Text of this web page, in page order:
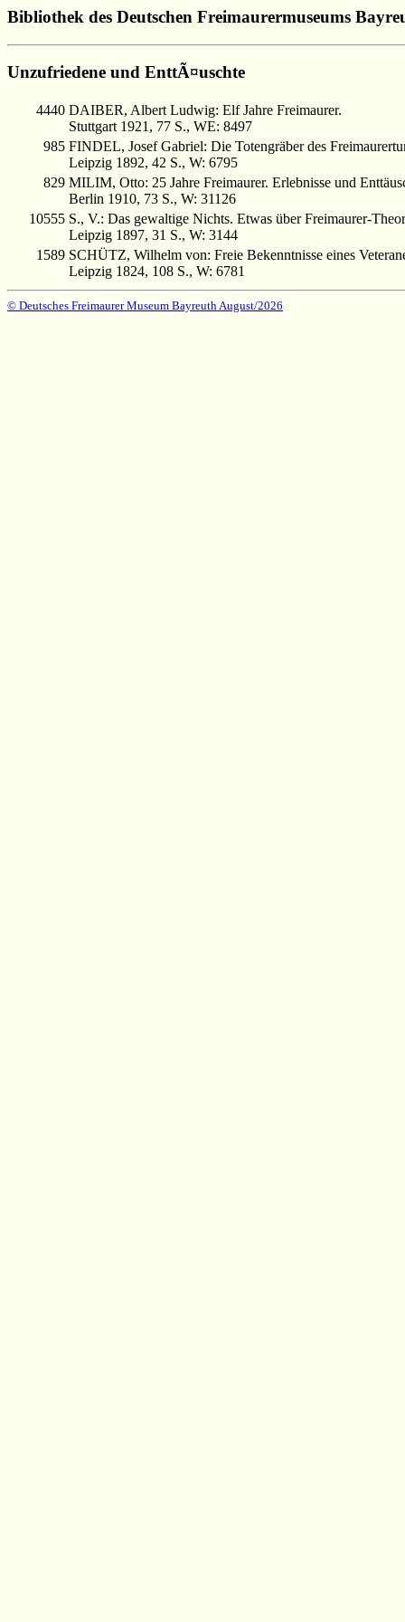
Bibliothek des Deutschen Freimaurermuseums
Unzufriedene und EnttÃ¤uschte
4440 DAIBER, Albert Ludwig: Elf Jahre Freimaurer.
Stuttgart 1921, 77 S., WE: 8497
985 FINDEL, Josef Gabriel: Die Totengräber des
Leipzig 1892, 42 S., W: 6795
829 MILIM, Otto: 25 Jahre Freimaurer. Erlebnisse und
Berlin 1910, 73 S., W: 31126
10555 S., V.: Das gewaltige Nichts. Etwas über Freimaurer-
Leipzig 1897, 31 S., W: 3144
1589 SCHÜTZ, Wilhelm von: Freie Bekenntnisse eines
Leipzig 1824, 108 S., W: 6781
© Deutsches Freimaurer Museum Bayreuth August/2026